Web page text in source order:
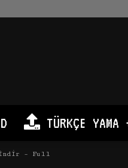
TÜRKÇE YAMA
İndir – Full